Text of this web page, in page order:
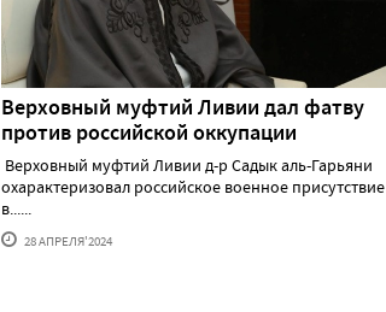
Верховный муфтий Ливии дал фатву
против российской оккупации
Верховный муфтий Ливии д-р Садык аль-Гарьяни
охарактеризовал российское военное присутствие
в......
28 АПРЕЛЯ'2024